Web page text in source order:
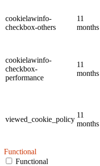
cookielawinfo-
checkbox-others
11
months
cookielawinfo-
checkbox-
performance
11
months
viewed_cookie_policy
11
months
Functional
Functional